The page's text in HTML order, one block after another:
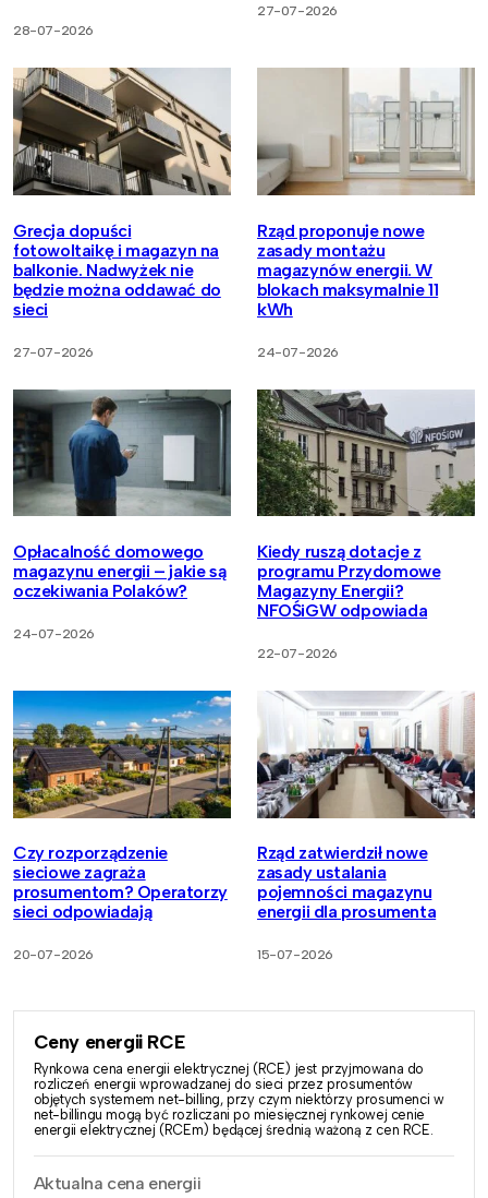
28-07-2026
27-07-2026
Grecja dopuści
fotowoltaikę i magazyn na
balkonie. Nadwyżek nie
będzie można oddawać do
sieci
27-07-2026
Rząd proponuje nowe
zasady montażu
magazynów energii. W
blokach maksymalnie 11
kWh
24-07-2026
Opłacalność domowego
magazynu energii – jakie są
oczekiwania Polaków?
24-07-2026
Kiedy ruszą dotacje z
programu Przydomowe
Magazyny Energii?
NFOŚiGW odpowiada
22-07-2026
Czy rozporządzenie
sieciowe zagraża
prosumentom? Operatorzy
sieci odpowiadają
20-07-2026
Rząd zatwierdził nowe
zasady ustalania
pojemności magazynu
energii dla prosumenta
15-07-2026
Ceny energii RCE
Rynkowa cena energii elektrycznej (RCE) jest przyjmowana do
rozliczeń energii wprowadzanej do sieci przez prosumentów
objętych systemem net-billing, przy czym niektórzy prosumenci w
net-billingu mogą być rozliczani po miesięcznej rynkowej cenie
energii elektrycznej (RCEm) będącej średnią ważoną z cen RCE.
Aktualna cena energii